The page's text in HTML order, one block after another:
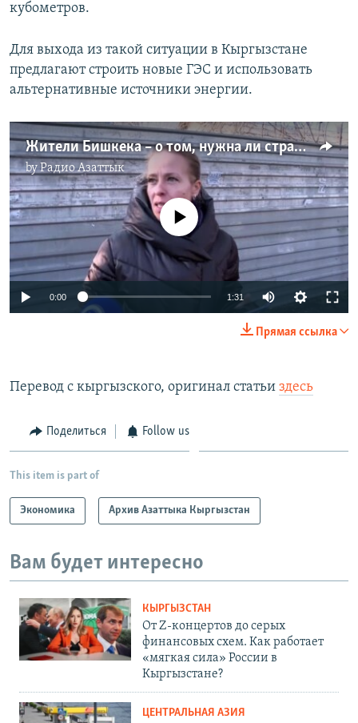
кубометров.
Для выхода из такой ситуации в Кыргызстане
предлагают строить новые ГЭС и использовать
альтернативные источники энергии.
Жители Бишкека – о том, нужна ли стране АЭС
byРадио Азаттык
No media source currently available
0:00 1:31
Прямая ссылка
Перевод с кыргызского, оригинал статьи здесь
Поделиться Follow us
This item is part of
Экономика Архив Азаттыка Кыргызстан
Вам будет интересно
КЫРГЫЗСТАН
От Z-концертов до серых
финансовых схем. Как работает
«мягкая сила» России в
Кыргызстане?
ЦЕНТРАЛЬНАЯ АЗИЯ